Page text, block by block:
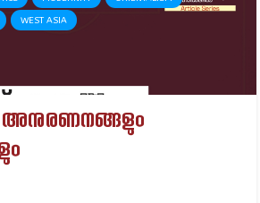
WEST ASIA